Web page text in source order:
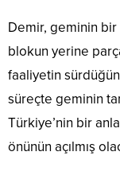
Demir, geminin
blokun yerine
faaliyetin
süreçte geminin
Türkiye’nin bir
önünün açılmış